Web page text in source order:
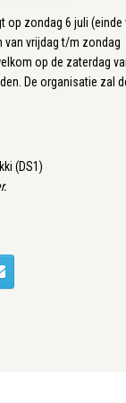
op zondag 6 juli (einde
van vrijdag t/m zondag
op de zaterdag
De organisatie zal
(DS1)